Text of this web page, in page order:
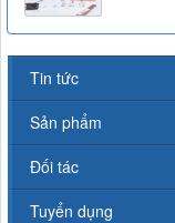
Tin tức
Sản phẩm
Đối tác
Tuyển dụng